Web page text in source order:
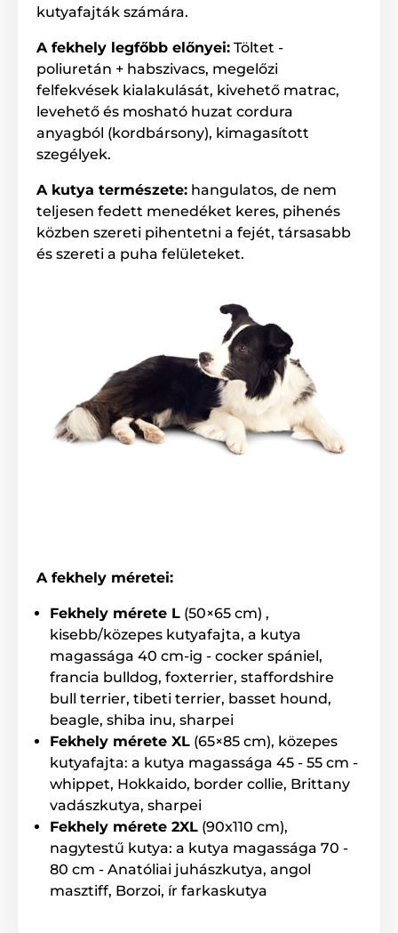
magas és kényelmes matrac
luxus design
A termék hátrányai:
nincs
A csomag tartalma:
Reedog fekhely
Megjegyzés: A kép csak illusztráció.
A műszaki specifikációk előzetes értesítés nélkül
változhatnak. A képek csak illusztrációk.
kutyafajták számára.
A fekhely legfőbb előnyei: Töltet -
poliuretán + habszivacs, megelőzi
felfekvések kialakulását, kivehető matrac,
levehető és mosható huzat cordura
anyagból (kordbársony), kimagasított
szegélyek.
A kutya természete: hangulatos, de nem
teljesen fedett menedéket keres, pihenés
közben szereti pihentetni a fejét, társasabb
és szereti a puha felületeket.
A fekhely méretei:
Fekhely mérete L (50×65 cm) ,
kisebb/közepes kutyafajta, a kutya
magassága 40 cm-ig - cocker spániel,
francia bulldog, foxterrier, staffordshire
bull terrier, tibeti terrier, basset hound,
beagle, shiba inu, sharpei
Fekhely mérete XL (65×85 cm), közepes
kutyafajta: a kutya magassága 45 - 55 cm -
whippet, Hokkaido, border collie, Brittany
vadászkutya, sharpei
Fekhely mérete 2XL (90x110 cm),
nagytestű kutya: a kutya magassága 70 -
80 cm - Anatóliai juhászkutya, angol
masztiff, Borzoi, ír farkaskutya